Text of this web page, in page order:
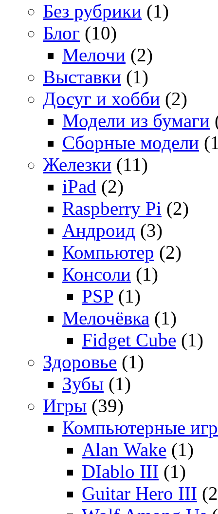
Без рубрики (1)
Блог (10)
Мелочи (2)
Выставки (1)
Досуг и хобби (2)
Модели из бумаги
Сборные модели
Железки (11)
iPad (2)
Raspberry Pi (2)
Андроид (3)
Компьютер (2)
Консоли (1)
PSP (1)
Мелочёвка (1)
Fidget Cube (1)
Здоровье (1)
Зубы (1)
Игры (39)
Компьютерные
Alan Wake (1)
DIablo III (1)
Guitar Hero III